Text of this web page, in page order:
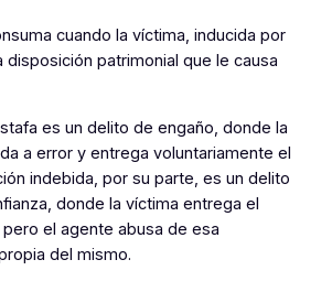
cuando la víctima, inducida por
disposición patrimonial que le causa
es un delito de engaño, donde la
a error y entrega voluntariamente el
indebida, por su parte, es un delito
donde la víctima entrega el
el agente abusa de esa
del mismo.